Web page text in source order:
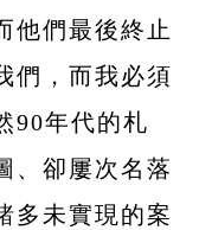
他們最後終止
們，而我必須
90年代的札
、卻屢次名落
多未實現的案